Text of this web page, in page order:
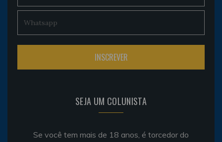
SEJA UM COLUNISTA
Se você tem mais de 18 anos, é torcedor do